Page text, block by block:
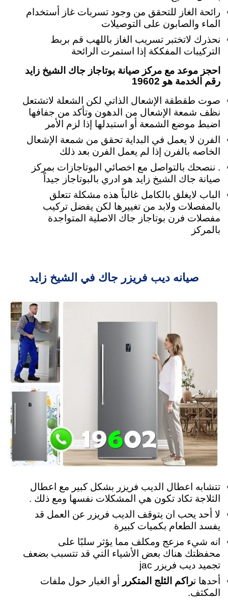
رائحة الغاز للتحقق من وجود تسربات غاز أستخدام
الماء والصابون على التوصيلات
نحذرك لاتختبر تسريب الغاز باللهب قم بربط
التركيبات المفككة إذا استمرت الرائحة
احجز موعد مع مركز صيانة بوتاجاز جاك الشيخ زايد
رقم الخدمة هو 19602
صوت طقطقة الإشعال الذاتي لكن الشعلة لاتشتعل
نظف شمعة الإشعال من الدهون وتأكد من جفافها
اضبط موضع الشمعة أو استبدلها إذا لزم الأمر
الفرن لا يعمل في البداية تحقق من شمعة الإشعال
الخاصه بالفرن إذا لم يعمل الفرن بعد ذلك
. ننصحك بالتواصل مع اخصائي البوتاجازات بمركز
صيانة جاك الشيخ زايد هو ادري بالبوتاجاز جيداً
الباب لايغلق بالكامل غالباً هذه مشكلة تتعلق
بالمفصلات ولابد من تغييرها لكن يفضل تركيب
مفصلات فرن بوتاجاز جاك الاصلية المتواجدة
بالمركز
صيانه ديب فريزر جاك في الشيخ زايد
تتشابه اعطال الديب فريزر بشكل كبير مع اعطال
الثلاجة تكاد تكون هي المشكلات نفسها ومع ذلك .
لا أحد يحب ان يتوقف الديب فريزر عن العمل قد
يفسد الطعام بكميات كبيرة
انه شيء مزعج ومكلف مما يؤثر سلبًا على
محفظتك هناك بعض الأشياء التي قد تتسبب بضعف
تجميد ديب فريزر jac
أحدها تراكم الثلج المتكرر أو الغبار حول ملفات
المكثف.